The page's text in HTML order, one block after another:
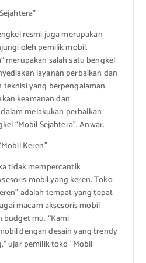
resmi juga merupakan
oleh pemilik mobil.
merupakan salah satu bengkel
layanan perbaikan dan
yang berpengalaman.
keamanan dan
melakukan perbaikan
“Mobil Sejahtera”, Anwar.
Keren”
tidak mempercantik
mobil yang keren. Toko
adalah tempat yang tepat
macam aksesoris mobil
budget mu. “Kami
dengan desain yang trendy
ujar pemilik toko “Mobil